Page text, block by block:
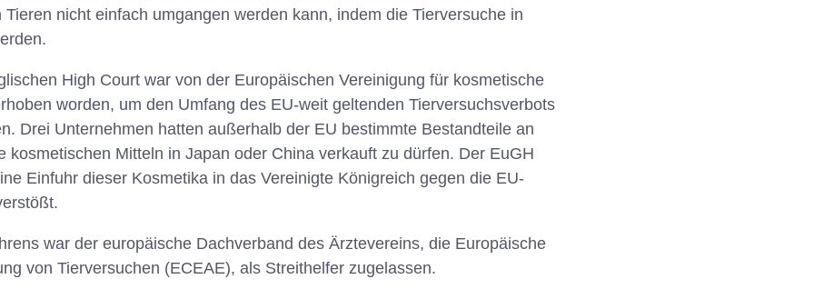
nicht einfach umgangen werden kann, indem die Tierversuche in
High Court war von der Europäischen Vereinigung für kosmetische
worden, um den Umfang des EU-weit geltenden Tierversuchsverbots
Drei Unternehmen hatten außerhalb der EU bestimmte Bestandteile an
kosmetischen Mitteln in Japan oder China verkauft zu dürfen. Der EuGH
Einfuhr dieser Kosmetika in das Vereinigte Königreich gegen die EU-
war der europäische Dachverband des Ärztevereins, die Europäische
von Tierversuchen (ECEAE), als Streithelfer zugelassen.